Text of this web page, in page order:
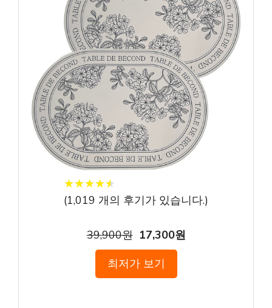
★★★★★
★★★★★
(1,019 개의 후기가 있습니다.)
39,900원 17,300원
최저가 보기